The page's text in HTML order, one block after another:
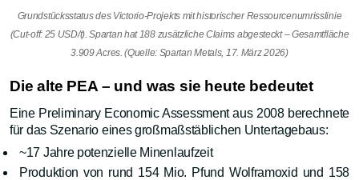
Grundstücksstatus des Victorio-Projekts mit historischer Ressourcenumrisslinie
(Cut-off: 25 USD/t). Spartan hat 188 zusätzliche Claims abgesteckt – Gesamtfläche
3.909 Acres. (Quelle: Spartan Metals, 17. März 2026)
Die alte PEA – und was sie heute bedeutet
Eine Preliminary Economic Assessment aus 2008 berechnete
für das Szenario eines großmaßstäblichen Untertagebaus:
~17 Jahre potenzielle Minenlaufzeit
Produktion von rund 154 Mio. Pfund Wolframoxid und 158